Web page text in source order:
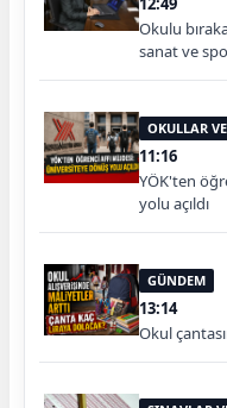
Okulu
sanat ve
OKULLAR
11:16
YÖK'ten
yolu açıldı
GÜNDEM
13:14
Okul